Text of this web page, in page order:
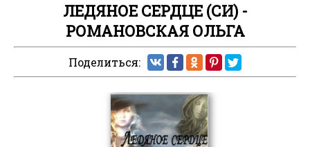
ЛЕДЯНОЕ СЕРДЦЕ (СИ) -
РОМАНОВСКАЯ ОЛЬГА
Поделиться: